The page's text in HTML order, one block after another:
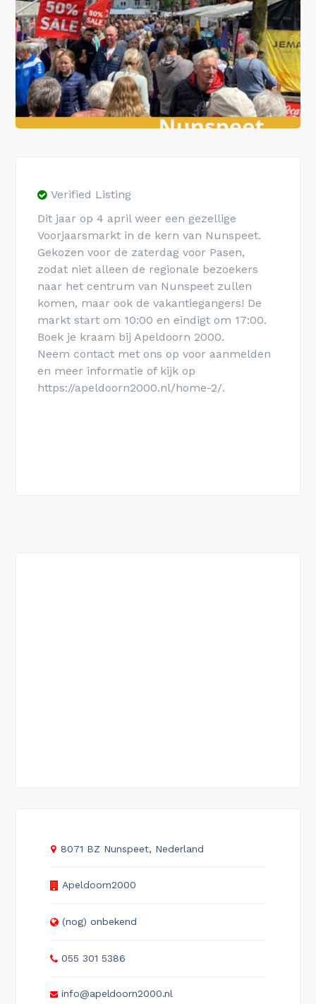
Verified Listing
Dit jaar op 4 april weer een gezellige
Voorjaarsmarkt in de kern van Nunspeet.
Gekozen voor de zaterdag voor Pasen,
zodat niet alleen de regionale bezoekers
naar het centrum van Nunspeet zullen
komen, maar ook de vakantiegangers! De
markt start om 10:00 en eindigt om 17:00.
Boek je kraam bij Apeldoorn 2000.
Neem contact met ons op voor aanmelden
en meer informatie of kijk op
https://apeldoorn2000.nl/home-2/.
8071 BZ Nunspeet, Nederland
Apeldoorn2000
(nog) onbekend
055 301 5386
info@apeldoorn2000.nl